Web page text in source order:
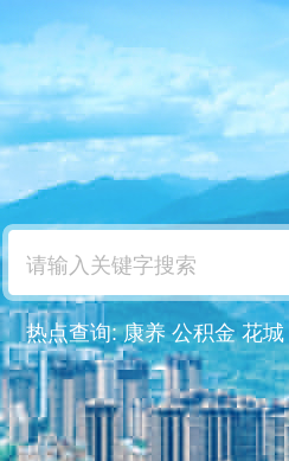
热点查询:康养 公积金 花城